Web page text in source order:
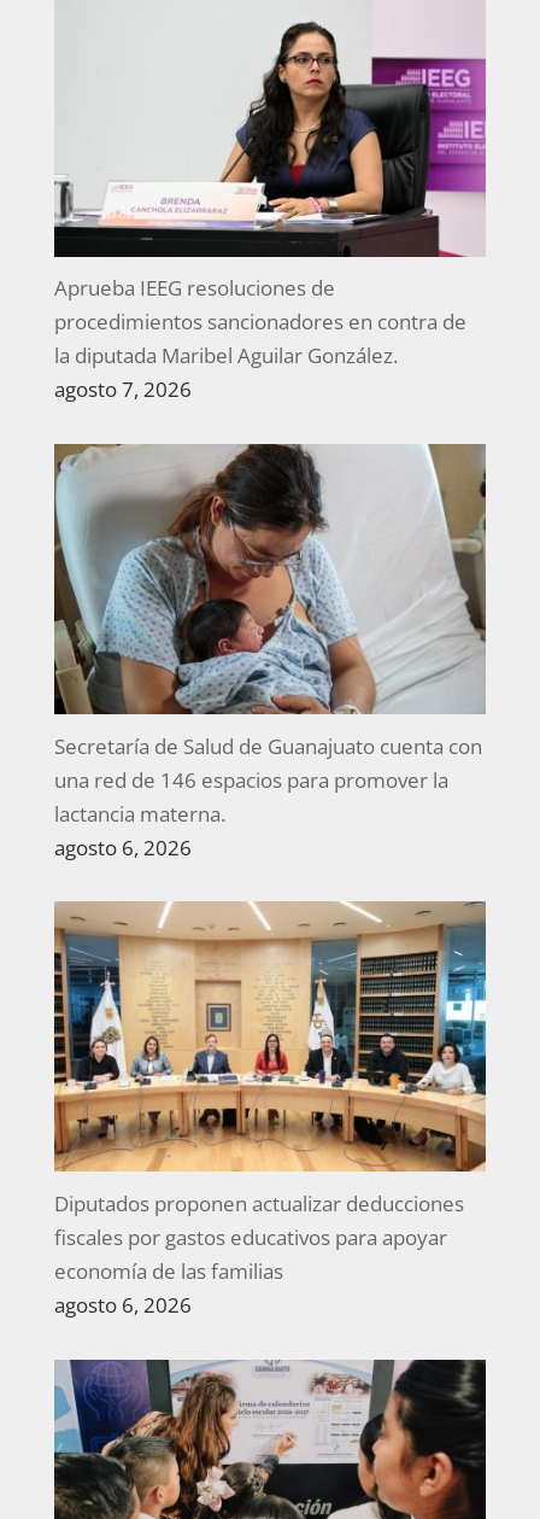
Aprueba IEEG resoluciones de
procedimientos sancionadores en contra de
la diputada Maribel Aguilar González.
agosto 7, 2026
Secretaría de Salud de Guanajuato cuenta con
una red de 146 espacios para promover la
lactancia materna.
agosto 6, 2026
Diputados proponen actualizar deducciones
fiscales por gastos educativos para apoyar
economía de las familias
agosto 6, 2026